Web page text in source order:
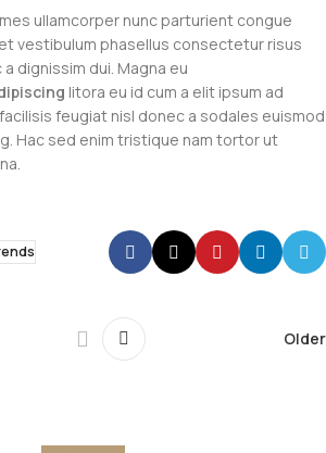
ullamcorper nunc parturient congue
vestibulum phasellus consectetur risus
dignissim dui. Magna eu
litora eu id cum a elit ipsum ad
feugiat nisl donec a sodales euismod
Hac sed enim tristique nam tortor ut
Older